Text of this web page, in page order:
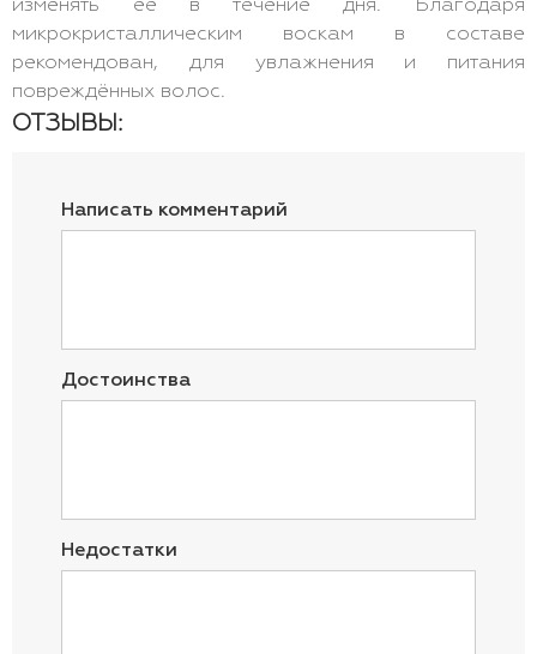
изменять ее в течение дня. Благодаря
микрокристаллическим воскам в составе
рекомендован, для увлажнения и питания
повреждённых волос.
ОТЗЫВЫ:
Написать комментарий
Достоинства
Недостатки